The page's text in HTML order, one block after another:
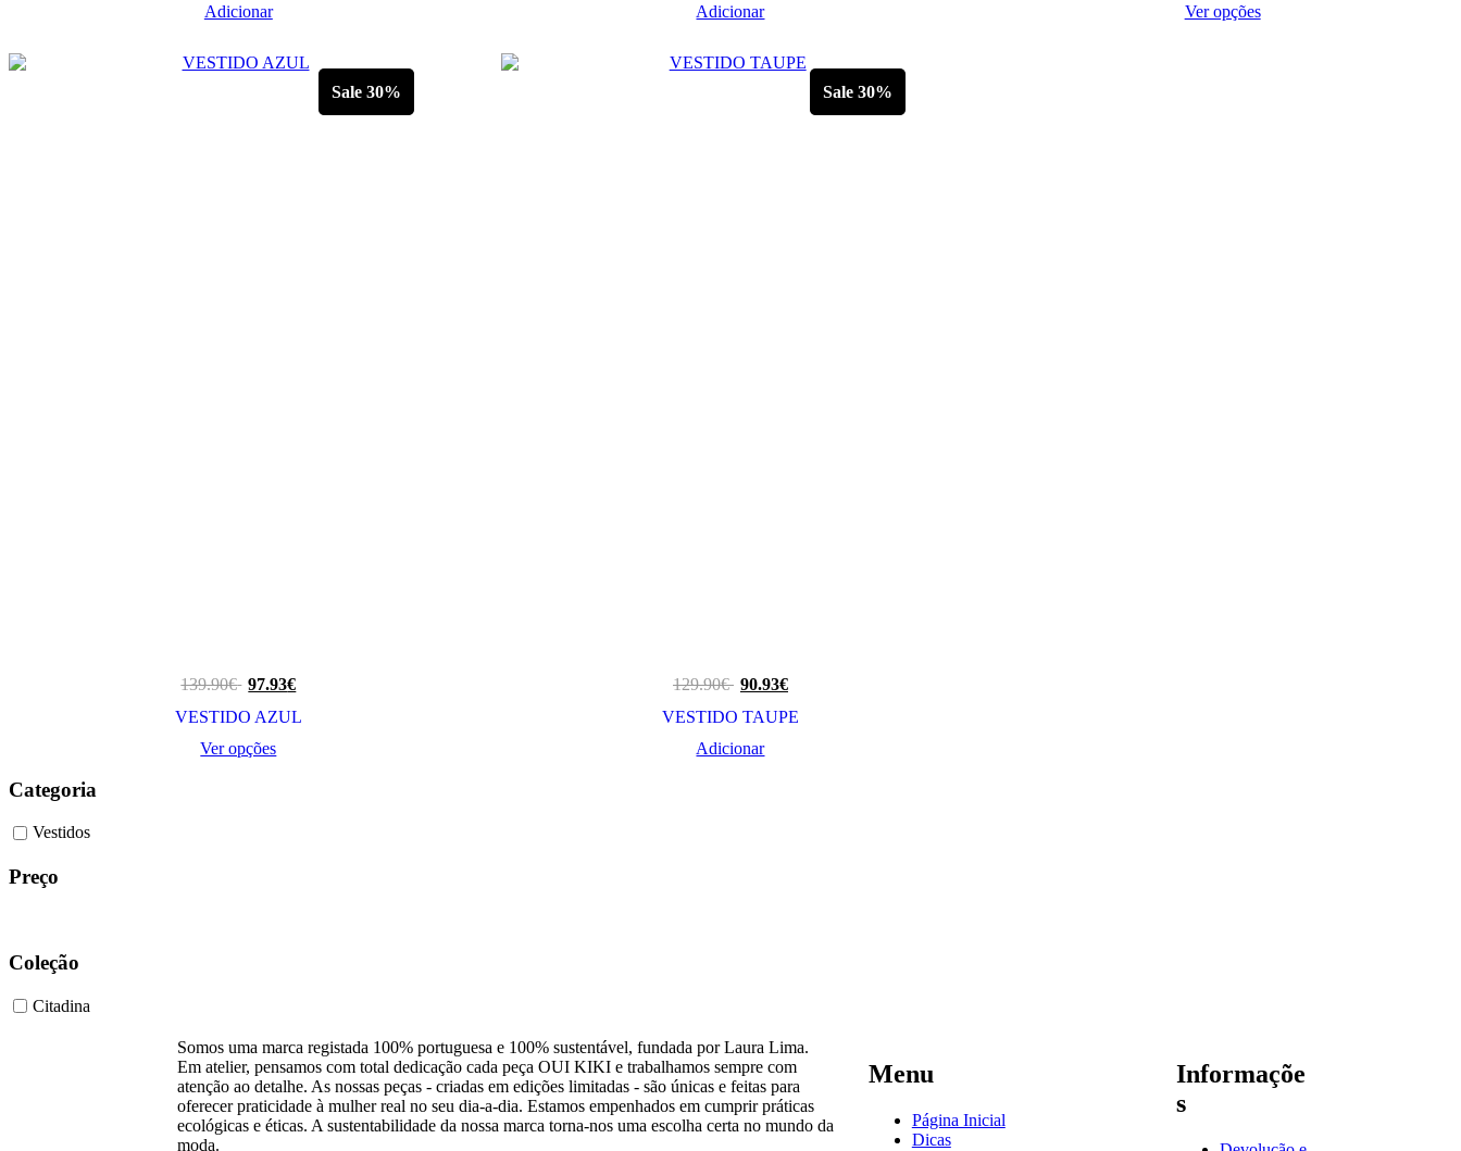
Adicionar
Adicionar
Ver opções
Sale 30%
139.90€ 97.93€
VESTIDO AZUL
Ver opções
product
multiple
variants.
options
on
product
page
Sale 30%
129.90€ 90.93€
VESTIDO TAUPE
Adicionar
Categoria
Vestidos
Preço
Coleção
Citadina
Somos uma marca registada 100% portuguesa e 100% sustentável, fundada por Laura Lima.
Em atelier, pensamos com total dedicação cada peça OUI KIKI e trabalhamos sempre com
atenção ao detalhe. As nossas peças - criadas em edições limitadas - são únicas e feitas para
oferecer praticidade à mulher real no seu dia-a-dia. Estamos empenhados em cumprir práticas
ecológicas e éticas. A sustentabilidade da nossa marca torna-nos uma escolha certa no mundo da
moda.
Menu
Página Inicial
Dicas
Informaçõe
s